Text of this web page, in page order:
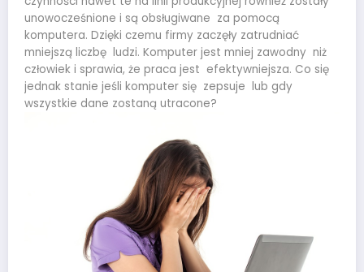
unowocześnione i są obsługiwane za pomocą
komputera. Dzięki czemu firmy zaczęły zatrudniać
mniejszą liczbę ludzi. Komputer jest mniej zawodny niż
człowiek i sprawia, że praca jest efektywniejsza. Co się
jednak stanie jeśli komputer się zepsuje lub gdy
wszystkie dane zostaną utracone?